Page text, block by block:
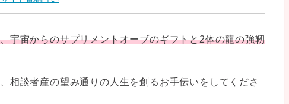
宇宙からのサプリメントオーブのギフトと2体の龍の強靭
相談者産の望み通りの人生を創るお手伝いをしてくださ